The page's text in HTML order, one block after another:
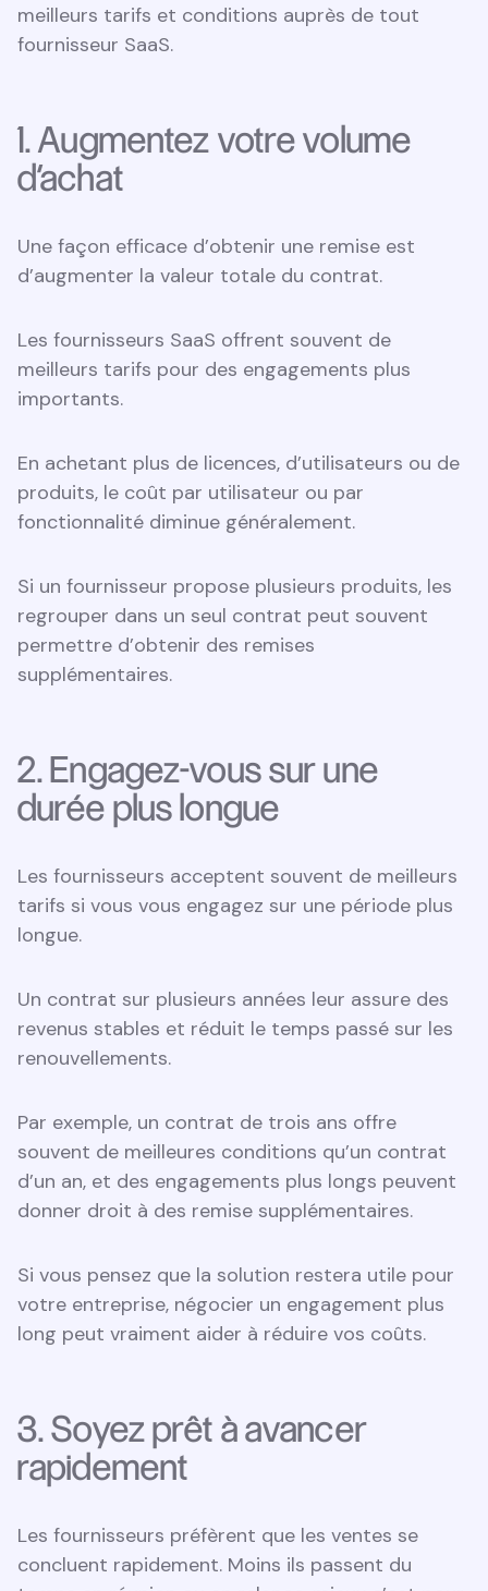
meilleurs tarifs et conditions auprès de tout
fournisseur SaaS.
1. Augmentez votre volume
d’achat
Une façon efficace d’obtenir une remise est
d’augmenter la valeur totale du contrat.
Les fournisseurs SaaS offrent souvent de
meilleurs tarifs pour des engagements plus
importants.
En achetant plus de licences, d’utilisateurs ou de
produits, le coût par utilisateur ou par
fonctionnalité diminue généralement.
Si un fournisseur propose plusieurs produits, les
regrouper dans un seul contrat peut souvent
permettre d’obtenir des remises
supplémentaires.
2. Engagez-vous sur une
durée plus longue
Les fournisseurs acceptent souvent de meilleurs
tarifs si vous vous engagez sur une période plus
longue.
Un contrat sur plusieurs années leur assure des
revenus stables et réduit le temps passé sur les
renouvellements.
Par exemple, un contrat de trois ans offre
souvent de meilleures conditions qu’un contrat
d’un an, et des engagements plus longs peuvent
donner droit à des remise supplémentaires.
Si vous pensez que la solution restera utile pour
votre entreprise, négocier un engagement plus
long peut vraiment aider à réduire vos coûts.
3. Soyez prêt à avancer
rapidement
Les fournisseurs préfèrent que les ventes se
concluent rapidement. Moins ils passent du